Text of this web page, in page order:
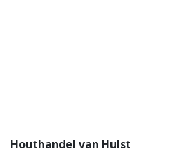
Houthandel van Hulst